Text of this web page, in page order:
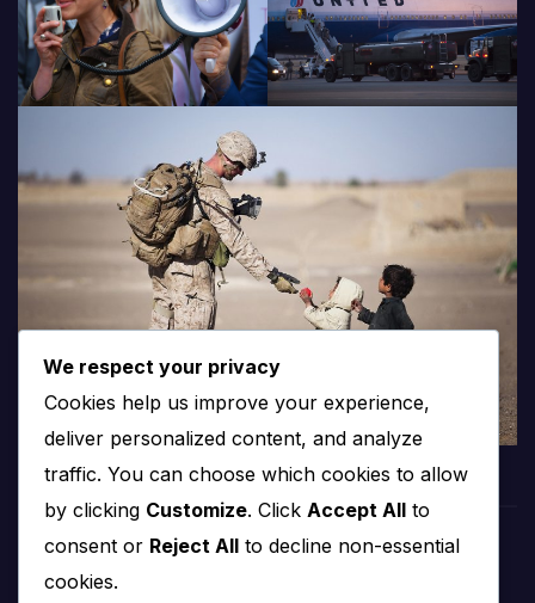
We respect your privacy
Cookies help us improve your experience,
deliver personalized content, and analyze
traffic. You can choose which cookies to allow
by clicking Customize. Click Accept All to
consent or Reject All to decline non-essential
cookies.